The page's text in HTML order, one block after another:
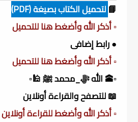
📘لتحميل الكتاب بصيغة (PDF)
▫️ أذكر الله وأضغط هنا للتحميل
● رابط إضافى
▫️ أذكر الله وأضغط هنا للتحميل
▫️🕋 الله ﷻ_محمد ﷺ 🕌▫️
📖 للتصفح والقراءة أونلاين
▫️ أذكر الله وأضغط للقراءة أونلاين